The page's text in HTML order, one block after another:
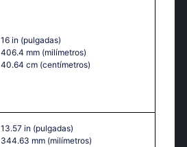
16 in (pulgadas)
406.4 mm (milímetros)
40.64 cm (centímetros)
13.57 in (pulgadas)
344.63 mm (milímetros)